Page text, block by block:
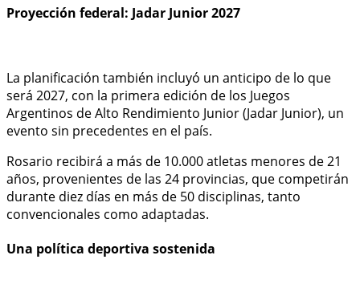
Proyección federal: Jadar Junior 2027
La planificación también incluyó un anticipo de lo que
será 2027, con la primera edición de los Juegos
Argentinos de Alto Rendimiento Junior (Jadar Junior), un
evento sin precedentes en el país.
Rosario recibirá a más de 10.000 atletas menores de 21
años, provenientes de las 24 provincias, que competirán
durante diez días en más de 50 disciplinas, tanto
convencionales como adaptadas.
Una política deportiva sostenida